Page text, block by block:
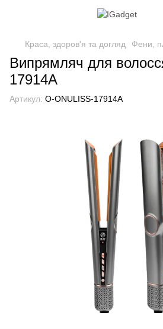
Краса, здоров'я та догляд Фени,
Випрямляч для
17914A
Артикул: O-ONULISS-17914A